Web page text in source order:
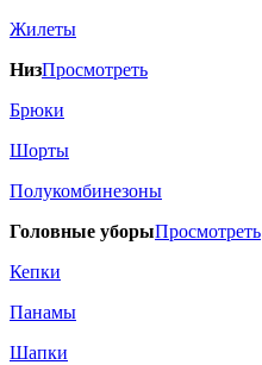
Жилеты
НизПросмотреть
Брюки
Шорты
Полукомбинезоны
Головные уборыПросмотреть
Кепки
Панамы
Шапки